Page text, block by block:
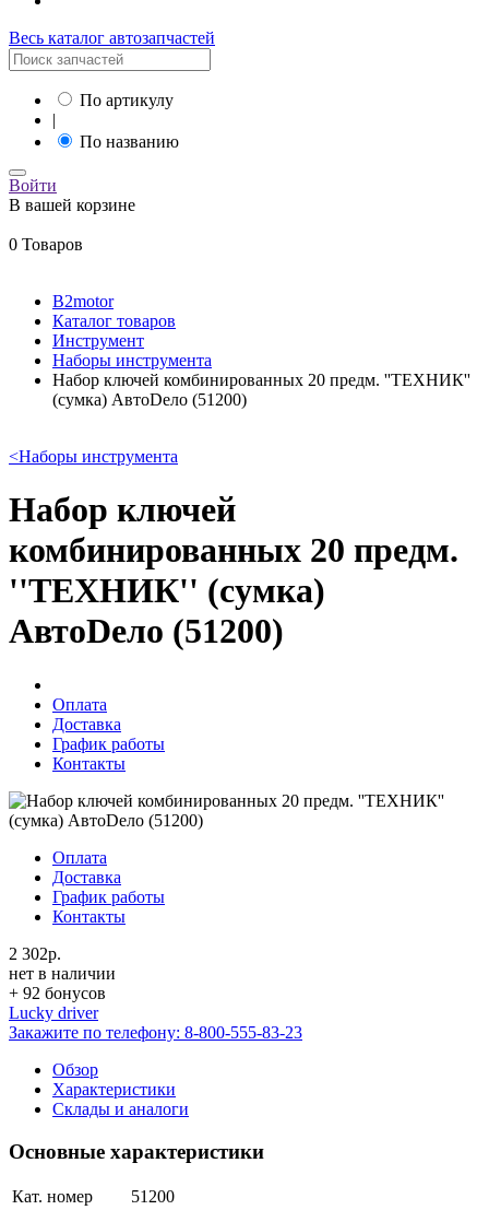
Весь каталог автозапчастей
По артикулу
|
По названию
Войти
В вашей корзине
0 Товаров
B2motor
Каталог товаров
Инструмент
Наборы инструмента
Набор ключей комбинированных 20 предм. ''ТЕХНИК''
(сумка) АвтоDело (51200)
<Наборы инструмента
Набор ключей
комбинированных 20 предм.
''ТЕХНИК'' (сумка)
АвтоDело (51200)
Оплата
Доставка
График работы
Контакты
Оплата
Доставка
График работы
Контакты
2 302р.
нет в наличии
+ 92 бонусов
Lucky driver
Закажите по телефону: 8-800-555-83-23
Обзор
Характеристики
Склады и аналоги
Основные характеристики
Кат. номер
51200